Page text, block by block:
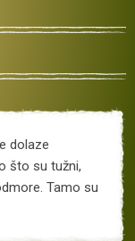
dolaze
što su tužni,
Tamo su